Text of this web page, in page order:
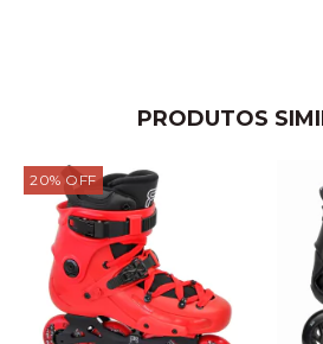
PRODUTOS
20% OFF